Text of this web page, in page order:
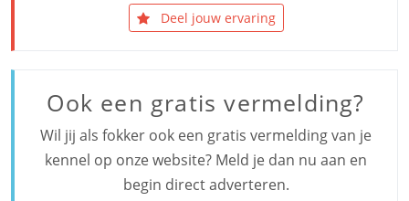
Deel jouw ervaring
Ook een gratis vermelding?
Wil jij als fokker ook een gratis vermelding van je
kennel op onze website? Meld je dan nu aan en
begin direct adverteren.